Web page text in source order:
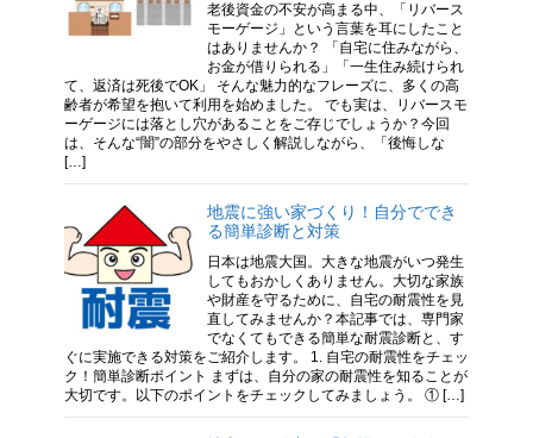
老後資金の不安が高まる中、「リバース
モーゲージ」という言葉を耳にしたこと
はありませんか？ 「自宅に住みながら、
お金が借りられる」「一生住み続けられ
て、返済は死後でOK」 そんな魅力的なフレーズに、多くの高
齢者が希望を抱いて利用を始めました。 でも実は、リバースモ
ーゲージには落とし穴があることをご存じでしょうか？今回
は、そんな“闇”の部分をやさしく解説しながら、「後悔しな
[…]
地震に強い家づくり！自分ででき
る簡単診断と対策
日本は地震大国。大きな地震がいつ発生
してもおかしくありません。大切な家族
や財産を守るために、自宅の耐震性を見
直してみませんか？本記事では、専門家
でなくてもできる簡単な耐震診断と、す
ぐに実施できる対策をご紹介します。 1. 自宅の耐震性をチェッ
ク！簡単診断ポイント まずは、自分の家の耐震性を知ることが
大切です。以下のポイントをチェックしてみましょう。 ① […]